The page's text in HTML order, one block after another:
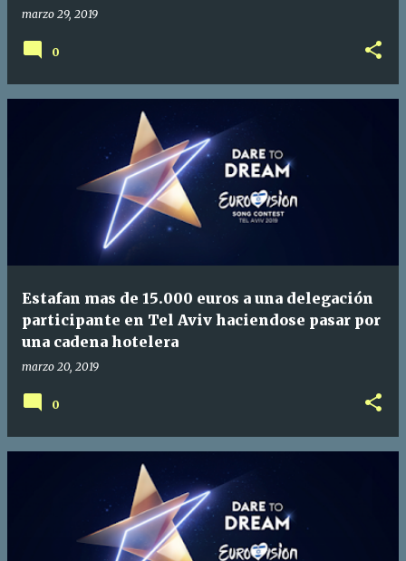
marzo 29, 2019
0
Estafan mas de 15.000 euros a una delegación
participante en Tel Aviv haciendose pasar por
una cadena hotelera
marzo 20, 2019
0